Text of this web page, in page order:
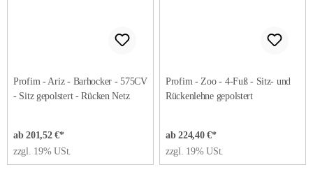
Profim - Ariz - Barhocker - 575CV
- Sitz gepolstert - Rücken Netz
ab 201,52 €*
zzgl. 19% USt.
Profim - Zoo - 4-Fuß - Sitz- und
Rückenlehne gepolstert
ab 224,40 €*
zzgl. 19% USt.